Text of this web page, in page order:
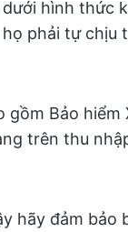
hình thức
phải tự chịu
Bảo hiểm
trên thu
hãy đảm bảo